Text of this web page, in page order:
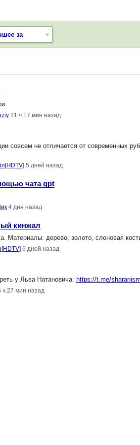
за
21 ч 17 мин назад
совсем не отличается от современных
5 дней назад
чата gpt
4 дня назад
кинжал
дерево, золото, слоновая
6 дней назад
у Льва Натановича: https://t.me/
ч 27 мин назад